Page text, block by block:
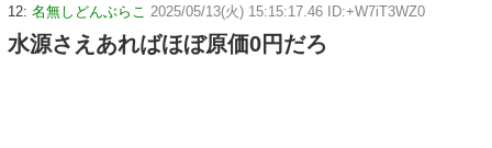
12: 名無しどんぶらこ 2025/05/13(火) 15:15:17.46 ID:+W7iT3WZ0
水源さえあればほぼ原価0円だろ